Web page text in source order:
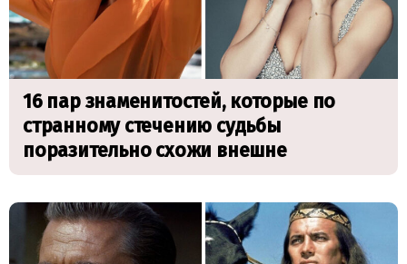
16 пар знаменитостей, которые по
странному стечению судьбы
поразительно схожи внешне